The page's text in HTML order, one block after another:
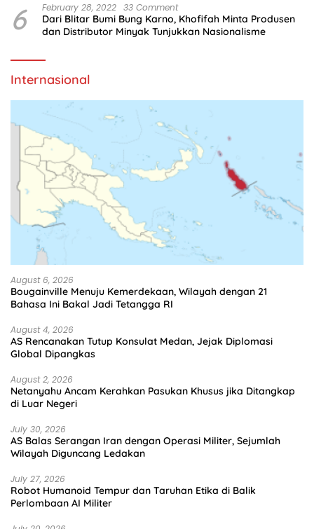
6 February 28, 2022 33 Comment
Dari Blitar Bumi Bung Karno, Khofifah Minta Produsen
dan Distributor Minyak Tunjukkan Nasionalisme
Internasional
August 6, 2026
Bougainville Menuju Kemerdekaan, Wilayah dengan 21
Bahasa Ini Bakal Jadi Tetangga RI
August 4, 2026
AS Rencanakan Tutup Konsulat Medan, Jejak Diplomasi
Global Dipangkas
August 2, 2026
Netanyahu Ancam Kerahkan Pasukan Khusus jika Ditangkap
di Luar Negeri
July 30, 2026
AS Balas Serangan Iran dengan Operasi Militer, Sejumlah
Wilayah Diguncang Ledakan
July 27, 2026
Robot Humanoid Tempur dan Taruhan Etika di Balik
Perlombaan AI Militer